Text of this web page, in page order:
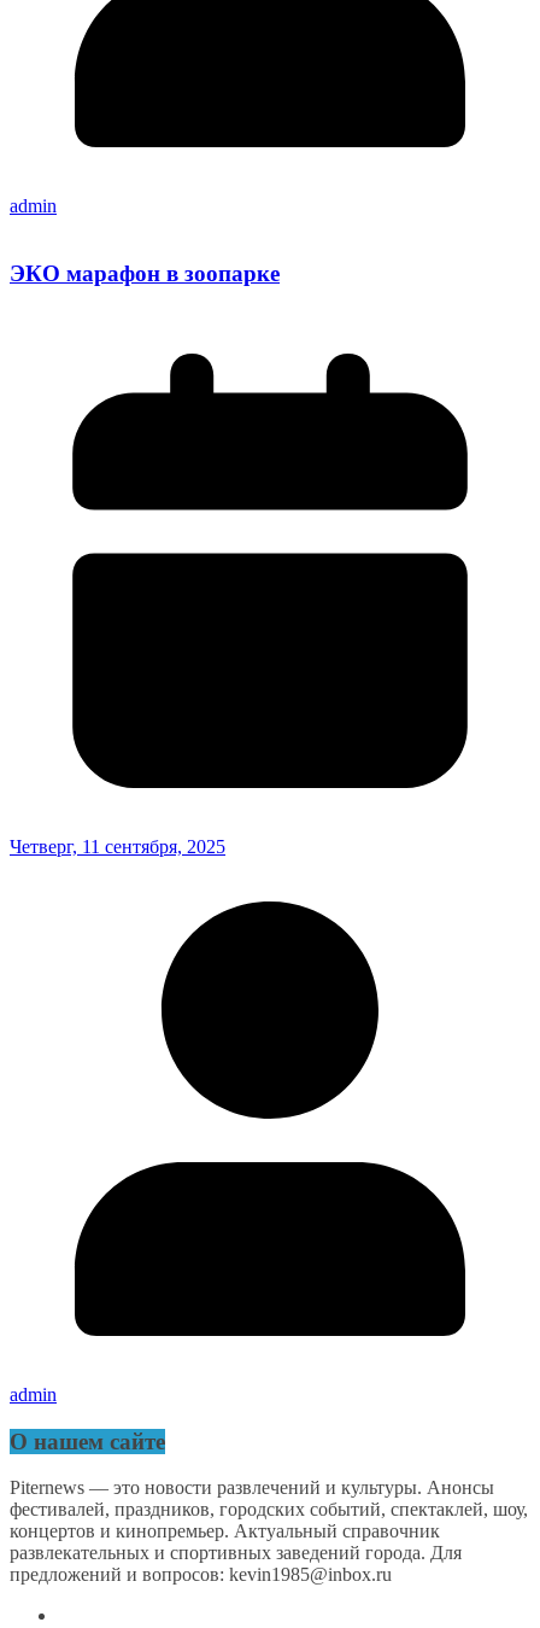
admin
ЭКО марафон в зоопарке
Четверг, 11 сентября, 2025
admin
О нашем сайте
Piternews — это новости развлечений и культуры. Анонсы
фестивалей, праздников, городских событий, спектаклей, шоу,
концертов и кинопремьер. Актуальный справочник
развлекательных и спортивных заведений города. Для
предложений и вопросов: kevin1985@inbox.ru